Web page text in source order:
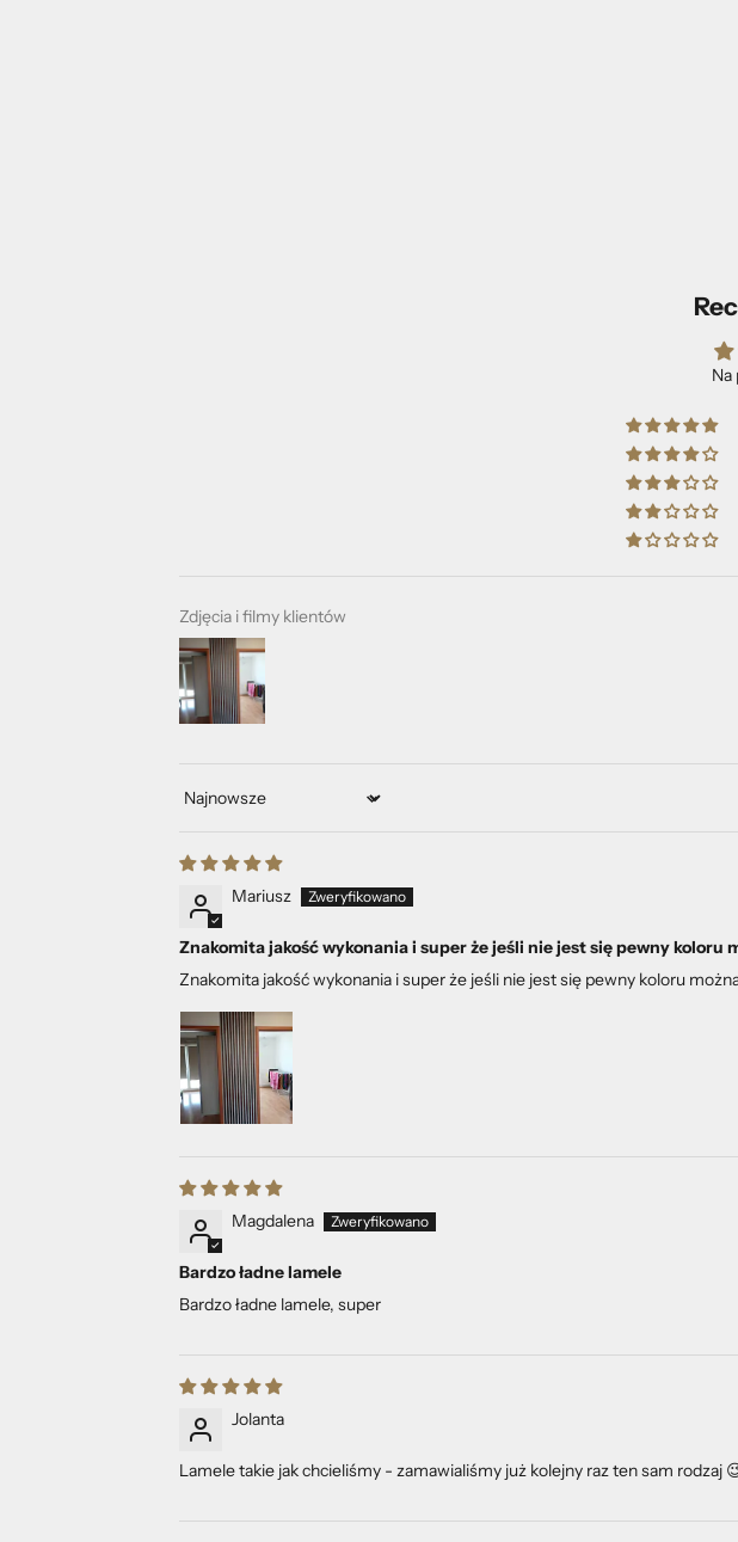
Na
Zdjęcia i filmy klientów
Sort by
Mariusz
Znakomita jakość wykonania i super że jeśli nie jest się pewny koloru
Znakomita jakość wykonania i super że jeśli nie jest się pewny koloru
Magdalena
Bardzo ładne lamele
Bardzo ładne lamele, super
Jolanta
Lamele takie jak chcieliśmy - zamawialiśmy już kolejny raz ten sam rodzaj